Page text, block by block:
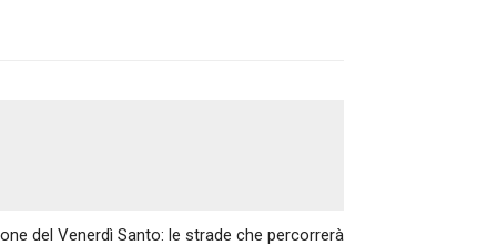
del Venerdì Santo: le strade che percorrerà